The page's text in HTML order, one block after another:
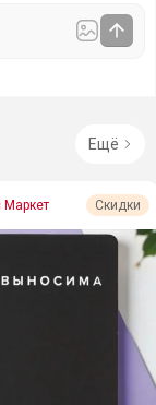
Ещё
Маркет Скидки